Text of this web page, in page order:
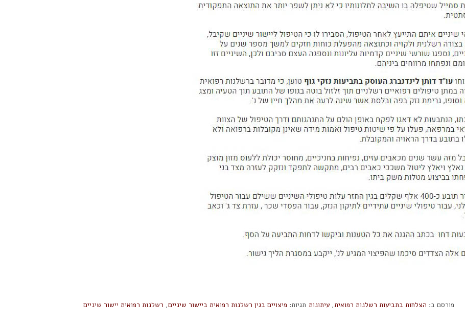
פורסם ב: הצלחות בתביעות רשלנות רפואית,עיתונות תגיות: פיצויים בגין רשלנות רפואית ביישור שיניים, רשלנות רפואית יישור שיניים